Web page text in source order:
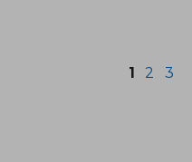
1 2 3